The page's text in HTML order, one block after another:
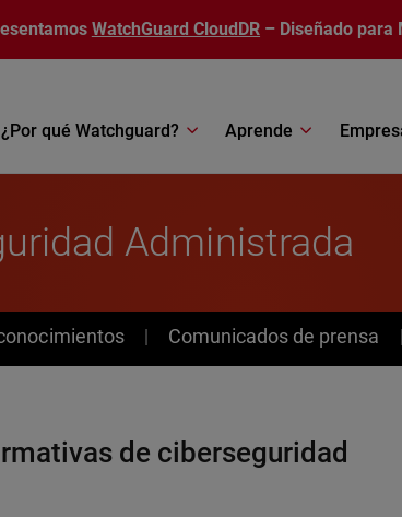
WatchGuard CloudDR – Diseñado para
¿Por qué Watchguard? Aprende
Administrada
Comunicados de prensa
de ciberseguridad